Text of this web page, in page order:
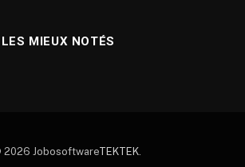
MIEUX NOTÉS
JobosoftwareTEKTEK.